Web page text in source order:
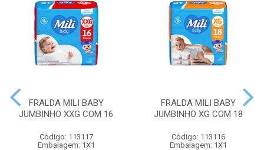
FRALDA MILI BABY
JUMBINHO XXG COM 16
Código: 113117
Embalagem: 1X1
FRALDA MILI BABY
JUMBINHO XG COM 18
Código: 113116
Embalagem: 1X1